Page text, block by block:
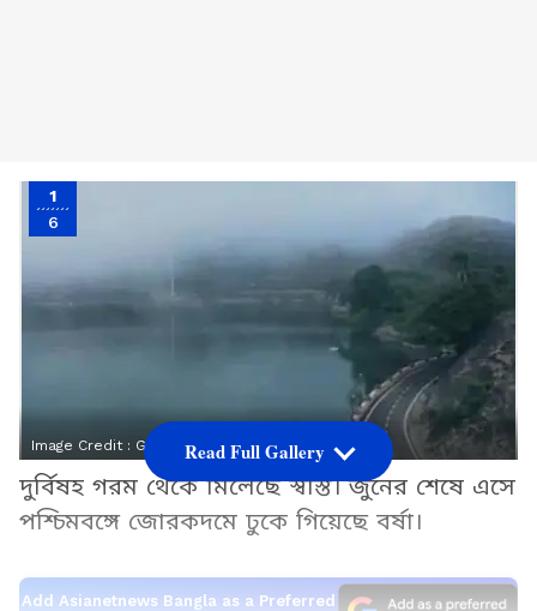
1
6
Image Credit : Google
দুর্বিষহ গরম থেকে মিলেছে স্বস্তি। জুনের শেষে এসে
পশ্চিমবঙ্গে জোরকদমে ঢুকে গিয়েছে বর্ষা।
Add Asianetnews Bangla as a Preferred
Read Full Gallery